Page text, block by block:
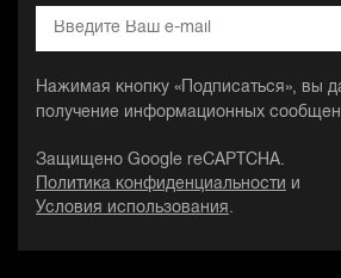
Нажимая кнопку «Подписаться», вы
получение информационных
Защищено Google reCAPTCHA.
Политика конфиденциальности и
Условия использования